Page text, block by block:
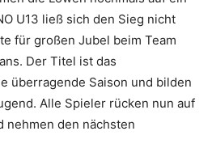
U13 ließ sich den Sieg nicht
für großen Jubel beim Team
Der Titel ist das
überragende Saison und bilden
Alle Spieler rücken nun auf
nehmen den nächsten